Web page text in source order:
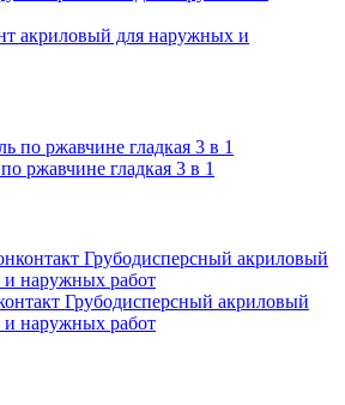
акриловый для наружных и
ржавчине гладкая 3 в 1
Грубодисперсный акриловый
и наружных работ